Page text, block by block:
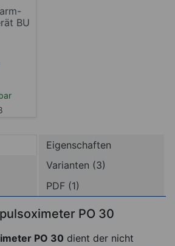
BU
Eigenschaften
Varianten (3)
PDF (1)
PO 30
PO 30 dient der nicht